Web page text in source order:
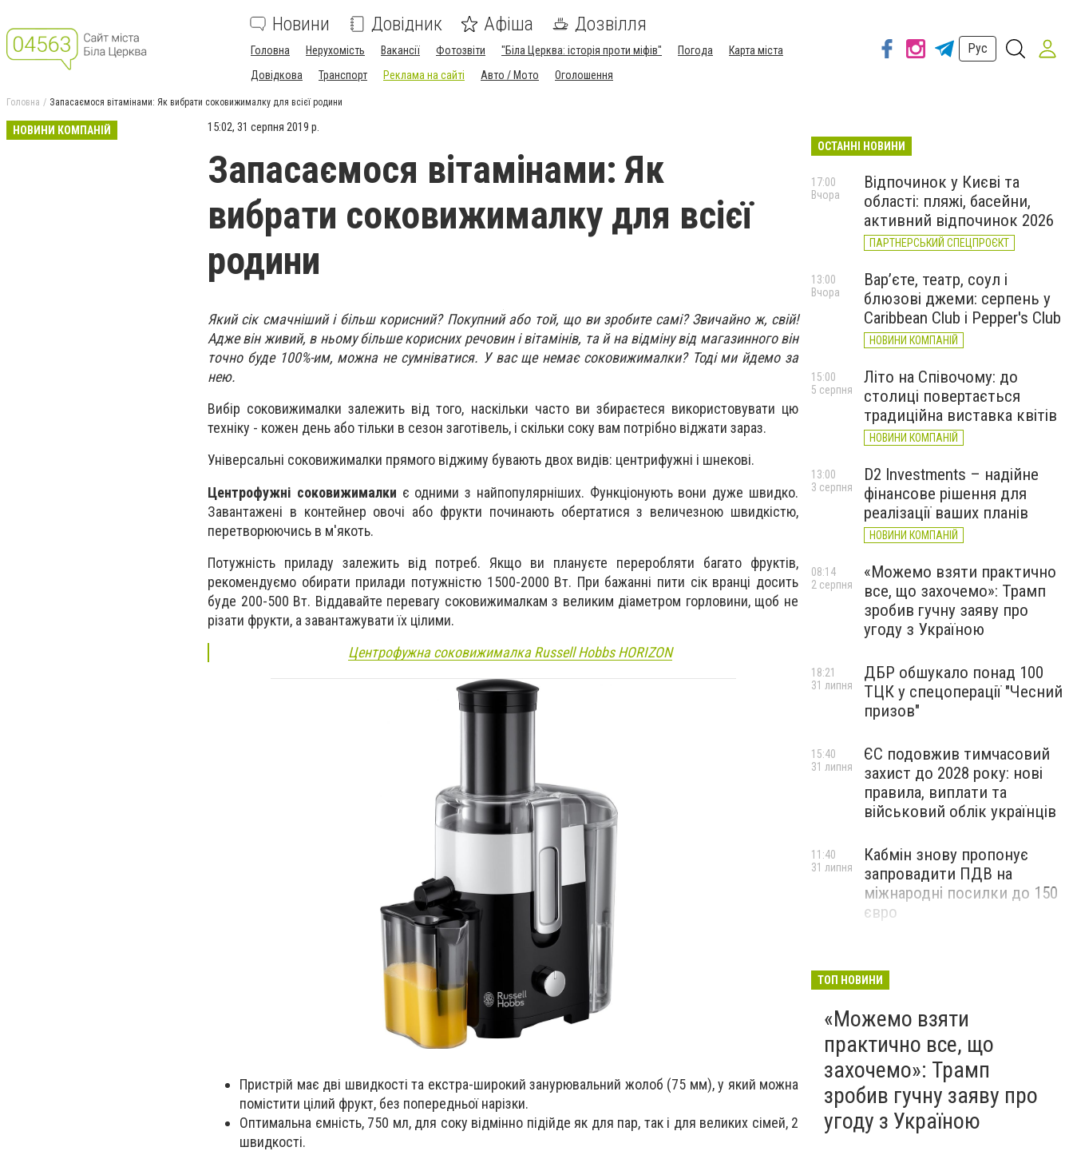
Новини Довідник Афіша Дозвілля
Головна Нерухомість Вакансії Фотозвіти "Біла Церква: історія проти міфів" Погода
Карта міста
Довідкова
Транспорт Реклама на сайті Авто / Мото Оголошення
Рус
Головна Запасаємося вітамінами: Як вибрати соковижималку для всієї родини
НОВИНИ КОМПАНІЙ 15:02, 31 серпня 2019 р.
Запасаємося вітамінами: Як
вибрати соковижималку для всієї
родини
Який сік смачніший і більш корисний? Покупний або той, що ви зробите самі? Звичайно ж, свій!
Адже він живий, в ньому більше корисних речовин і вітамінів, та й на відміну від магазинного він
точно буде 100%-им, можна не сумніватися. У вас ще немає соковижималки? Тоді ми йдемо за
нею.
Вибір соковижималки залежить від того, наскільки часто ви збираєтеся використовувати цю
техніку - кожен день або тільки в сезон заготівель, і скільки соку вам потрібно віджати зараз.
Універсальні соковижималки прямого віджиму бувають двох видів: центрифужні і шнекові.
Центрофужні соковижималки є одними з найпопулярніших. Функціонують вони дуже швидко.
Завантажені в контейнер овочі або фрукти починають обертатися з величезною швидкістю,
перетворюючись в м'якоть.
Потужність приладу залежить від потреб. Якщо ви плануєте переробляти багато фруктів,
рекомендуємо обирати прилади потужністю 1500-2000 Вт. При бажанні пити сік вранці досить
буде 200-500 Вт. Віддавайте перевагу соковижималкам з великим діаметром горловини, щоб не
різати фрукти, а завантажувати їх цілими.
Центрофужна соковижималкаRussell HobbsHORIZON
Пристрій має дві швидкості та екстра-широкий занурювальний жолоб (75 мм), у який можна
помістити цілий фрукт, без попередньої нарізки.
Оптимальна ємність, 750 мл, для соку відмінно підійде як для пар, так і для великих сімей, 2
швидкості.
ОСТАННІ НОВИНИ
Відпочинок у Києві та
області: пляжі, басейни,
активний відпочинок 2026
ПАРТНЕРСЬКИЙ СПЕЦПРОЄКТ
17:00
Вчора
Вар’єте, театр, соул і
блюзові джеми: серпень у
Caribbean Club і Pepper's Club
НОВИНИ КОМПАНІЙ
13:00
Вчора
Літо на Співочому: до
столиці повертається
традиційна виставка квітів
НОВИНИ КОМПАНІЙ
15:00
5 серпня
D2 Investments – надійне
фінансове рішення для
реалізації ваших планів
НОВИНИ КОМПАНІЙ
13:00
3 серпня
«Можемо взяти практично
все, що захочемо»: Трамп
зробив гучну заяву про
угоду з Україною
08:14
2 серпня
ДБР обшукало понад 100
ТЦК у спецоперації "Чесний
призов"
18:21
31 липня
ЄС подовжив тимчасовий
захист до 2028 року: нові
правила, виплати та
військовий облік українців
15:40
31 липня
Кабмін знову пропонує
запровадити ПДВ на
міжнародні посилки до 150
євро
11:40
31 липня
ТОП НОВИНИ
«Можемо взяти
практично все, що
захочемо»: Трамп
зробив гучну заяву про
угоду з Україною